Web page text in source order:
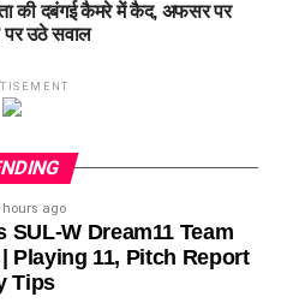
नेता की दबंगई कैमरे में कैद, अफसर पर
पर उठे सवाल
hours ago
SUL-W Dream11 Team
Playing 11, Pitch Report
Tips